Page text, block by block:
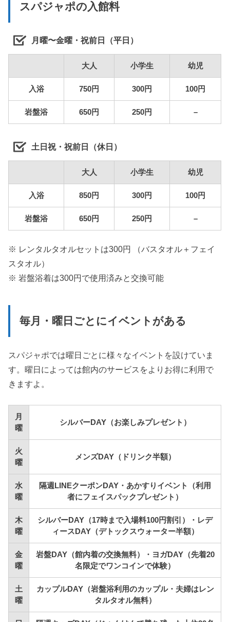
スパジャポの入館料
月曜〜金曜・祝前日（平日）
大人 小学生 幼児
入浴 750円 300円 100円
岩盤浴 650円 250円 –
土日祝・祝前日（休日）
大人 小学生 幼児
入浴 850円 300円 100円
岩盤浴 650円 250円 –
※ レンタルタオルセットは300円 （バスタオル＋フェイ
スタオル）
※ 岩盤浴着は300円で使用済みと交換可能
毎月・曜日ごとにイベントがある
スパジャポでは曜日ごとに様々なイベントを設けていま
す。曜日によっては館内のサービスをよりお得に利用で
きますよ。
月
曜
シルバーDAY（お楽しみプレゼント）
火
曜
メンズDAY（ドリンク半額）
水
曜
隔週LINEクーポンDAY・あかすりイベント（利用
者にフェイスパックプレゼント）
木
曜
シルバーDAY（17時まで入場料100円割引）・レデ
ィースDAY（デトックスウォーター半額）
金
曜
岩盤DAY（館内着の交換無料）・ヨガDAY（先着20
名限定でワンコインで体験）
土
曜
カップルDAY（岩盤浴利用のカップル・夫婦はレン
タルタオル無料）